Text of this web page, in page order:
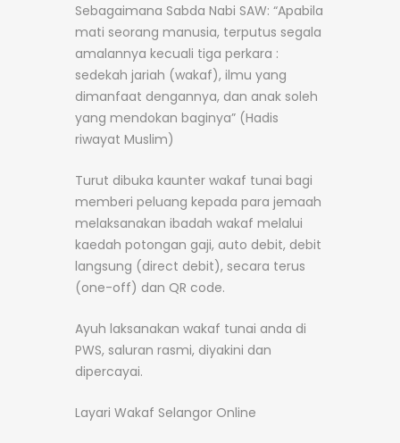
Sebagaimana Sabda Nabi SAW: “Apabila
mati seorang manusia, terputus segala
amalannya kecuali tiga perkara :
sedekah jariah (wakaf), ilmu yang
dimanfaat dengannya, dan anak soleh
yang mendokan baginya” (Hadis
riwayat Muslim)
Turut dibuka kaunter wakaf tunai bagi
memberi peluang kepada para jemaah
melaksanakan ibadah wakaf melalui
kaedah potongan gaji, auto debit, debit
langsung (direct debit), secara terus
(one-off) dan QR code.
Ayuh laksanakan wakaf tunai anda di
PWS, saluran rasmi, diyakini dan
dipercayai.
Layari Wakaf Selangor Online